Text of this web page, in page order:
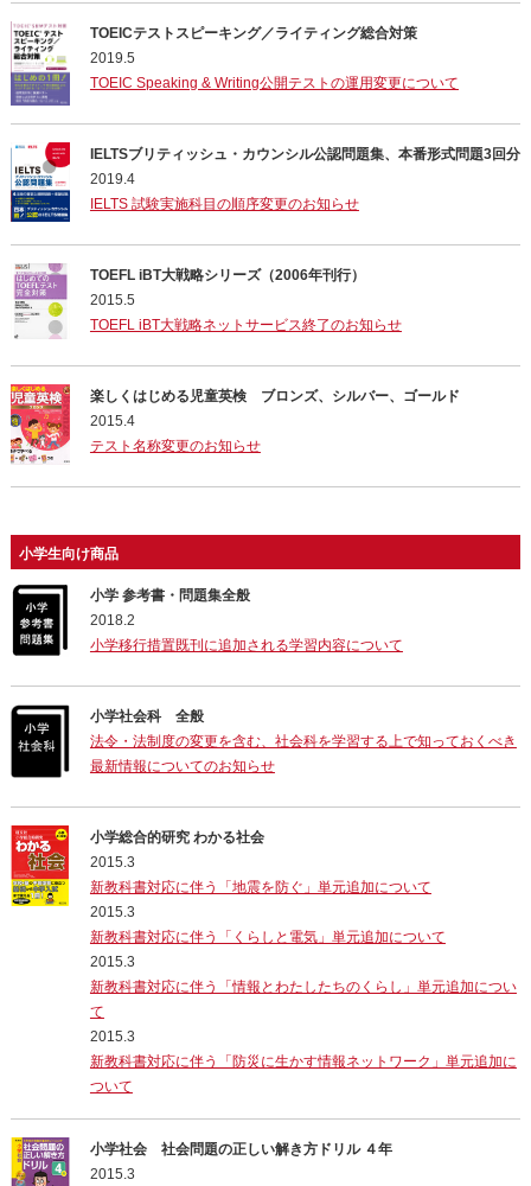
TOEICテストスピーキング／ライティング総合対策
2019.5
TOEIC Speaking & Writing公開テストの運用変更について
IELTSブリティッシュ・カウンシル公認問題集、本番形式問題3回分
2019.4
IELTS 試験実施科目の順序変更のお知らせ
TOEFL iBT大戦略シリーズ（2006年刊行）
2015.5
TOEFL iBT大戦略ネットサービス終了のお知らせ
楽しくはじめる児童英検 ブロンズ、シルバー、ゴールド
2015.4
テスト名称変更のお知らせ
小学生向け商品
小学 参考書・問題集全般
2018.2
小学移行措置既刊に追加される学習内容について
小学社会科 全般
法令・法制度の変更を含む、社会科を学習する上で知っておくべき
最新情報についてのお知らせ
小学総合的研究 わかる社会
2015.3
新教科書対応に伴う「地震を防ぐ」単元追加について
2015.3
新教科書対応に伴う「くらしと電気」単元追加について
2015.3
新教科書対応に伴う「情報とわたしたちのくらし」単元追加につい
て
2015.3
新教科書対応に伴う「防災に生かす情報ネットワーク」単元追加に
ついて
小学社会 社会問題の正しい解き方ドリル ４年
2015.3